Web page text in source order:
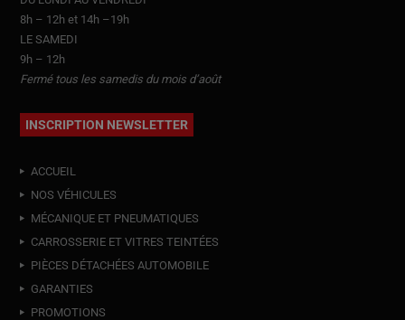
8h – 12h et 14h –19h
LE SAMEDI
9h – 12h
Fermé tous les samedis du mois d’août
INSCRIPTION NEWSLETTER
ACCUEIL
NOS VÉHICULES
MÉCANIQUE ET PNEUMATIQUES
CARROSSERIE ET VITRES TEINTÉES
PIÈCES DÉTACHÉES AUTOMOBILE
GARANTIES
PROMOTIONS